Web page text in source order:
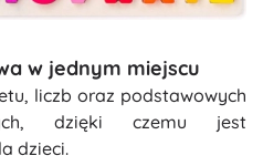
w jednym miejscu
liczb oraz podstawowych
dzięki czemu jest
dzieci.